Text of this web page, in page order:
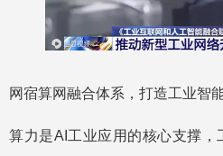
网宿算网融合体系，打造工业智
算力是AI工业应用的核心支撑